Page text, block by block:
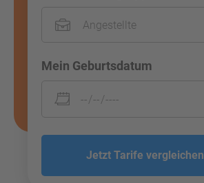
Mein Geburtsdatum
Jetzt Tarife vergleichen